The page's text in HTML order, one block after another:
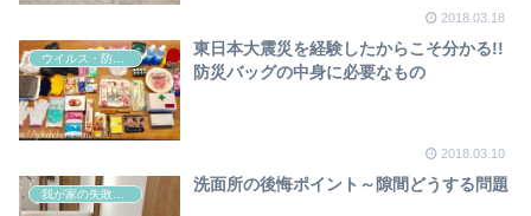
2018.03.18
ウイルス・防災対策
東日本大震災を経験したからこそ分かる!!
防災バッグの中身に必要なもの
2018.03.10
洗面所の後悔ポイント～隙間どうする問題